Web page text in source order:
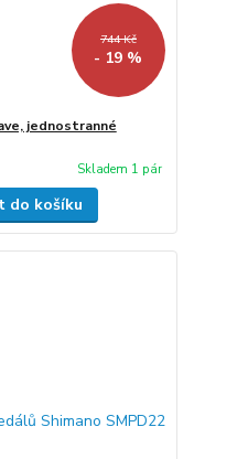
744 Kč
- 19 %
jednostranné
Skladem 1 pár
do košíku